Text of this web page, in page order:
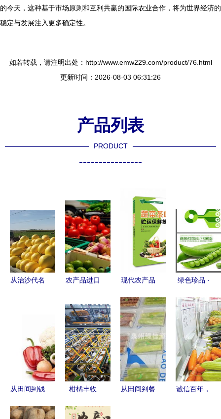
的今天，这种基于市场原则和互利共赢的国际农业合作，将为世界经济的
稳定与发展注入更多确定性。
如若转载，请注明出处：http://www.emw229.com/product/76.html
更新时间：2026-08-03 06:31:26
产品列表
PRODUCT
----------------
从治沙代名
逆袭之路
农产品进口
流程、要点
与注意事项
现代农产品
术丛书 蔬
菜茶叶贮运
保鲜技术
绿色珍品 ·
高山豌豆系
列产品介绍
指南
从田间到钱
柑橘丰收
从田间到餐
诚信百年，